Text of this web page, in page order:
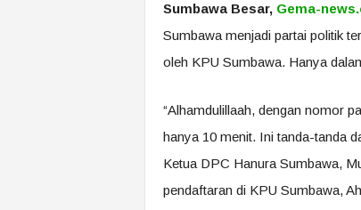
Sumbawa Besar, Gema-
Sumbawa menjadi partai politik
oleh KPU Sumbawa. Hanya
“Alhamdulillaah, dengan nomor
hanya 10 menit. Ini tanda-tanda
Ketua DPC Hanura Sumbawa,
pendaftaran di KPU Sumbawa,